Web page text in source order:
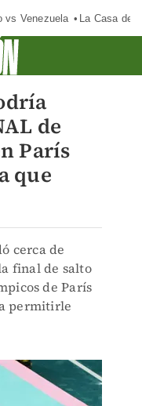
vs Venezuela La Casa de
de
París
que
cerca de
final de salto
de París
permitirle